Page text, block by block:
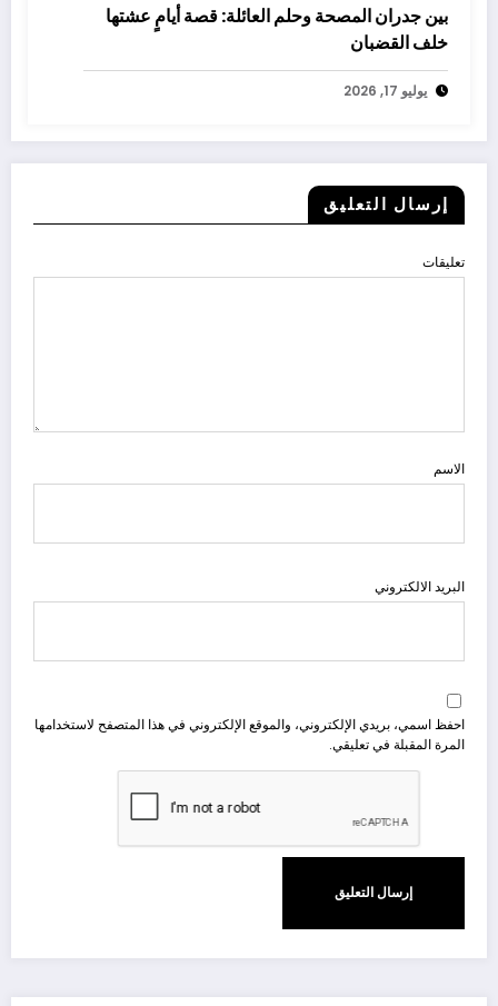
بين جدران المصحة وحلم العائلة: قصة أيامٍ عشتها
خلف القضبان
يوليو 17, 2026
إرسال التعليق
تعليقات
الاسم
البريد الالكتروني
احفظ اسمي، بريدي الإلكتروني، والموقع الإلكتروني في هذا المتصفح لاستخدامها
المرة المقبلة في تعليقي.